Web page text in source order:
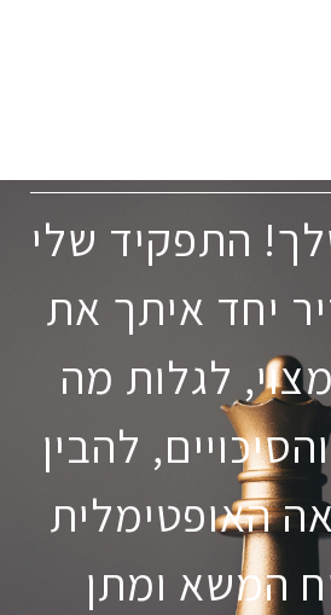
התפקיד שלי
יחד איתך את
לגלות מה
להבין
האופטימלית
המשא ומתן